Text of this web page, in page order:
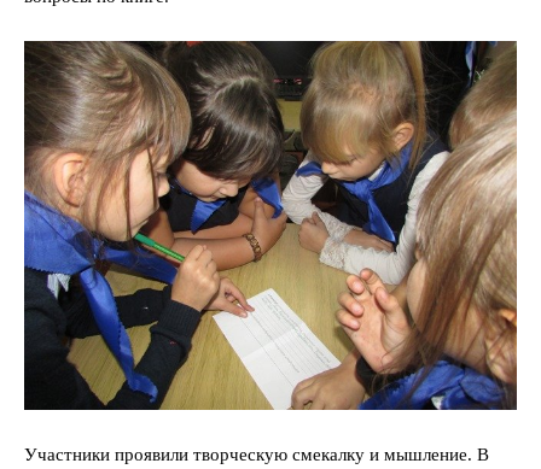
Участники проявили творческую смекалку и мышление. В